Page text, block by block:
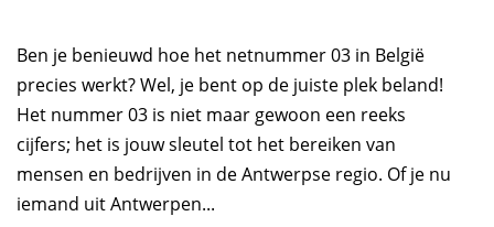
Ben je benieuwd hoe het netnummer 03 in België
precies werkt? Wel, je bent op de juiste plek beland!
Het nummer 03 is niet maar gewoon een reeks
cijfers; het is jouw sleutel tot het bereiken van
mensen en bedrijven in de Antwerpse regio. Of je nu
iemand uit Antwerpen...